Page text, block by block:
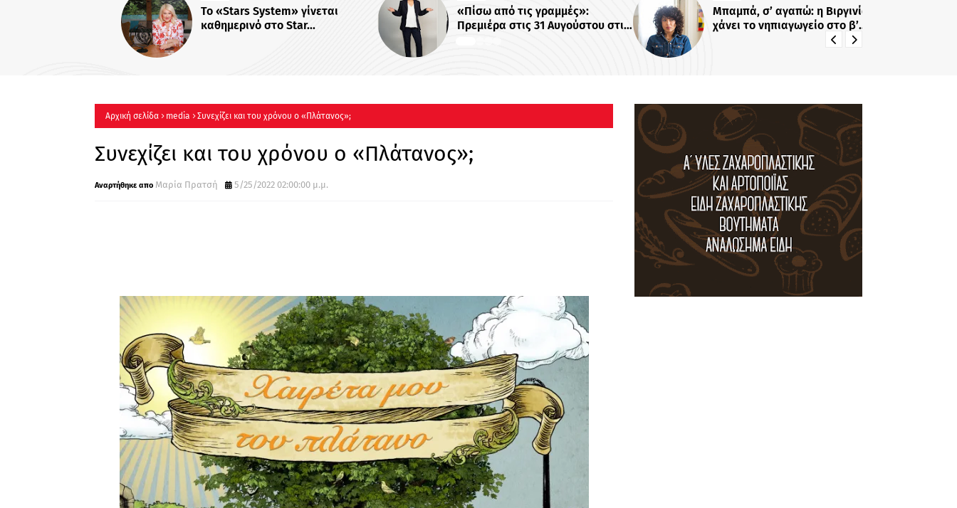
Το «Stars System» γίνεται
καθημερινό στο Star...
«Πίσω από τις γραμμές»:
Πρεμιέρα στις 31 Αυγούστου στις
22:00
Μπαμπά, σ’ αγαπώ: η Βιργινία
χάνει το νηπιαγωγείο στο β’
κύκλο της σειράς!
Αρχική σελίδα media Συνεχίζει και του χρόνου ο «Πλάτανος»;
Συνεχίζει και του χρόνου ο «Πλάτανος»;
Μαρία Πρατσή 5/25/2022 02:00:00 μ.μ.